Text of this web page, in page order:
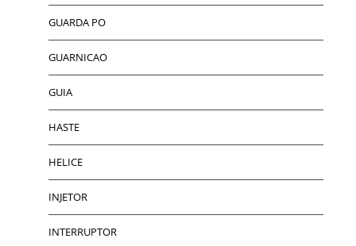
GUARDA PO
GUARNICAO
GUIA
HASTE
HELICE
INJETOR
INTERRUPTOR